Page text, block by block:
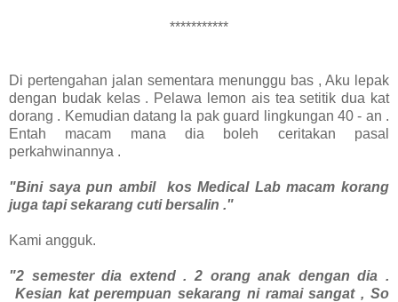
***********
Di pertengahan jalan sementara menunggu bas , Aku lepak
dengan budak kelas . Pelawa lemon ais tea setitik dua kat
dorang . Kemudian datang la pak guard lingkungan 40 - an .
Entah macam mana dia boleh ceritakan pasal
perkahwinannya .
"Bini saya pun ambil kos Medical Lab macam korang
juga tapi sekarang cuti bersalin ."
Kami angguk.
"2 semester dia extend . 2 orang anak dengan dia .
Kesian kat perempuan sekarang ni ramai sangat , So